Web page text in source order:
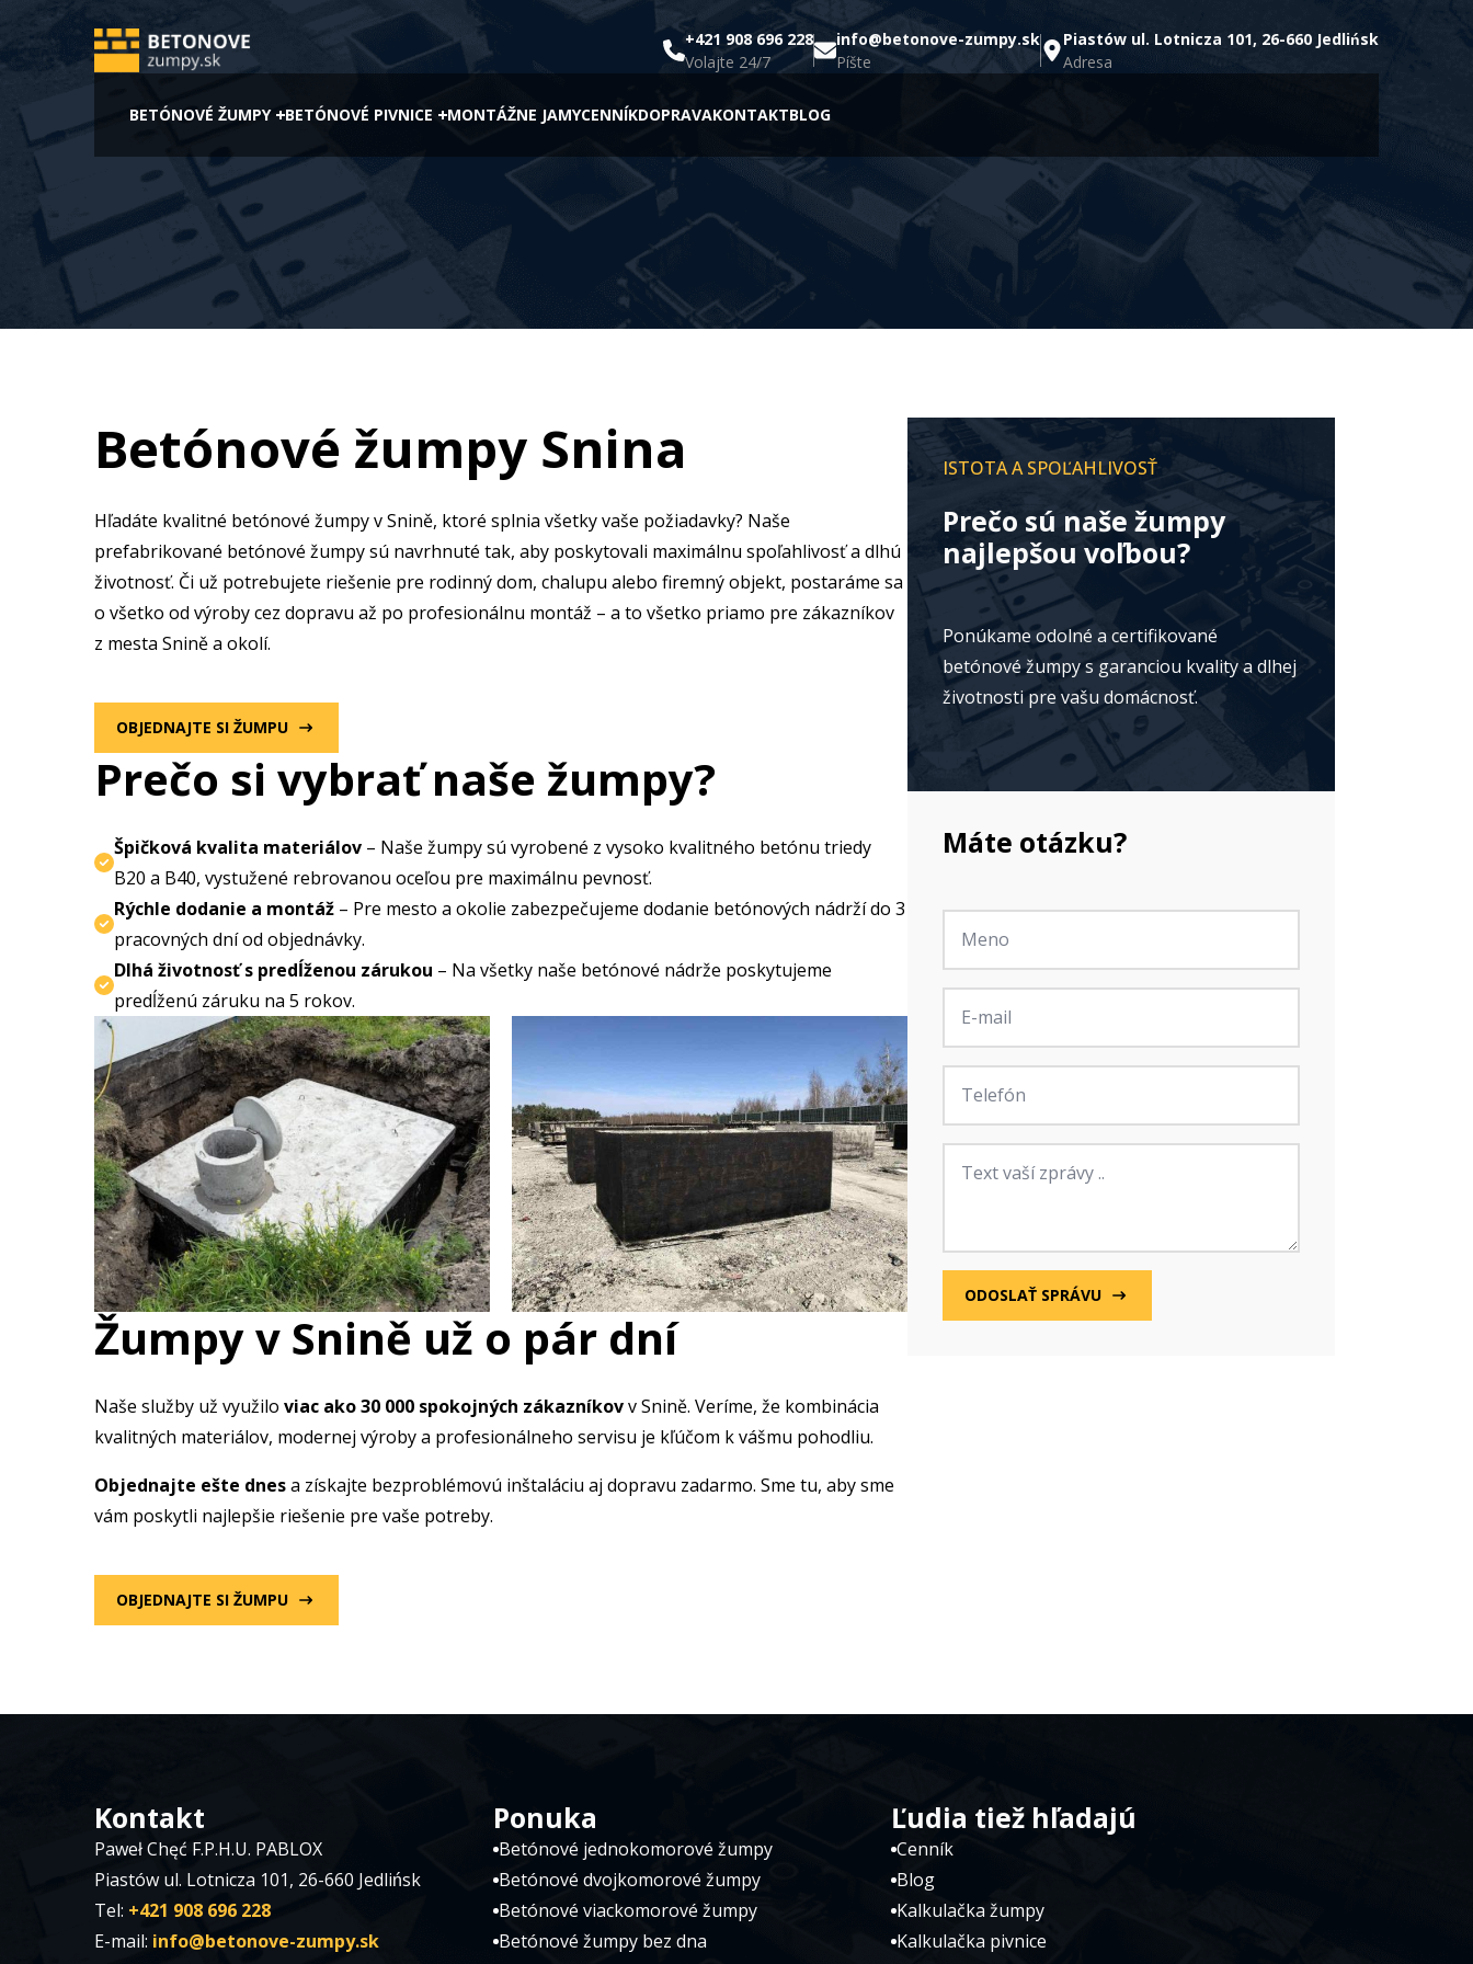
+421 908 696 228
Volajte 24/7
info@betonove-zumpy.sk
Píšte
Piastów ul. Lotnicza 101, 26-660 Jedlińsk
Adresa
BETÓNOVÉ ŽUMPY BETÓNOVÉ PIVNICE MONTÁŽNE JAMYCENNÍKDOPRAVAKONTAKTBLOG
Betónové žumpy Snina
Hľadáte kvalitné betónové žumpy v Snině, ktoré splnia všetky vaše požiadavky? Naše
prefabrikované betónové žumpy sú navrhnuté tak, aby poskytovali maximálnu spoľahlivosť a dlhú
životnosť. Či už potrebujete riešenie pre rodinný dom, chalupu alebo firemný objekt, postaráme sa
o všetko od výroby cez dopravu až po profesionálnu montáž – a to všetko priamo pre zákazníkov
z mesta Snině a okolí.
OBJEDNAJTE SI ŽUMPU
Prečo si vybrať naše žumpy?
Špičková kvalita materiálov – Naše žumpy sú vyrobené z vysoko kvalitného betónu triedy
B20 a B40, vystužené rebrovanou oceľou pre maximálnu pevnosť.
Rýchle dodanie a montáž – Pre mesto a okolie zabezpečujeme dodanie betónových nádrží do 3
pracovných dní od objednávky.
Dlhá životnosť s predĺženou zárukou – Na všetky naše betónové nádrže poskytujeme
predĺženú záruku na 5 rokov.
Žumpy v Snině už o pár dní
Naše služby už využilo viac ako 30 000 spokojných zákazníkovv Snině. Veríme, že kombinácia
kvalitných materiálov, modernej výroby a profesionálneho servisu je kľúčom k vášmu pohodliu.
Objednajte ešte dnesa získajte bezproblémovú inštaláciu aj dopravu zadarmo. Sme tu, aby sme
vám poskytli najlepšie riešenie pre vaše potreby.
OBJEDNAJTE SI ŽUMPU
ISTOTA A SPOĽAHLIVOSŤ
Prečo sú naše žumpy
najlepšou voľbou?
Ponúkame odolné a certifikované
betónové žumpy s garanciou kvality a dlhej
životnosti pre vašu domácnosť.
Máte otázku?
Jméno
E-
mail
Telefon
Zpráva
ODOSLAŤ SPRÁVU
Kontakt
Paweł Chęć F.P.H.U. PABLOX
Piastów ul. Lotnicza 101, 26-660 Jedlińsk
Tel: +421 908 696 228
E-mail: info@betonove-zumpy.sk
Ponuka
Betónové jednokomorové žumpy
Betónové dvojkomorové žumpy
Betónové viackomorové žumpy
Betónové žumpy bez dna
Ľudia tiež hľadajú
Cenník
Blog
Kalkulačka žumpy
Kalkulačka pivnice